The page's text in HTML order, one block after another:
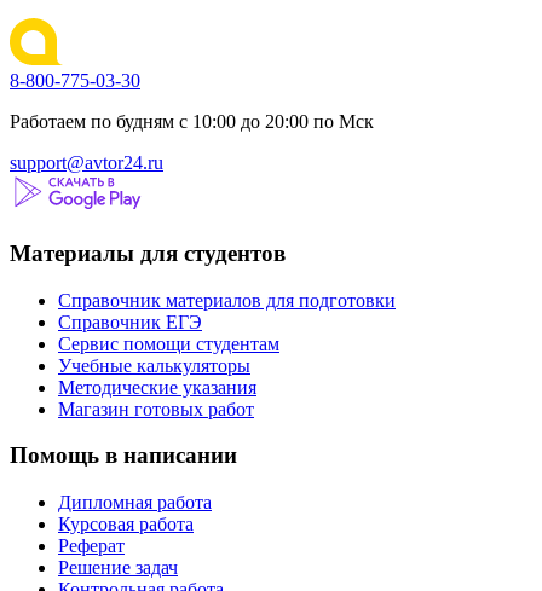
8-800-775-03-30
Работаем по будням с 10:00 до 20:00 по Мск
support@avtor24.ru
Материалы для студентов
Справочник материалов для подготовки
Справочник ЕГЭ
Сервис помощи студентам
Учебные калькуляторы
Методические указания
Магазин готовых работ
Помощь в написании
Дипломная работа
Курсовая работа
Реферат
Решение задач